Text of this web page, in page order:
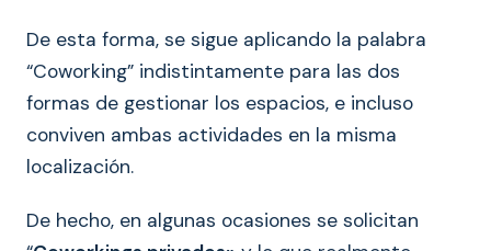
De esta forma, se sigue aplicando la palabra
“Coworking” indistintamente para las dos
formas de gestionar los espacios, e incluso
conviven ambas actividades en la misma
localización.
De hecho, en algunas ocasiones se solicitan